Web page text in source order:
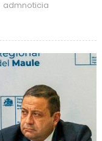
Author
admnoticia